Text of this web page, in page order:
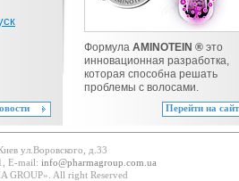
Формула AMINOTEIN ® это
инновационная разработка,
которая способна решать
проблемы с волосами.
Перейти на сайт
ул.Воровского, д.33
E-mail: info@pharmagroup.com.ua
GROUP». All right Reserved